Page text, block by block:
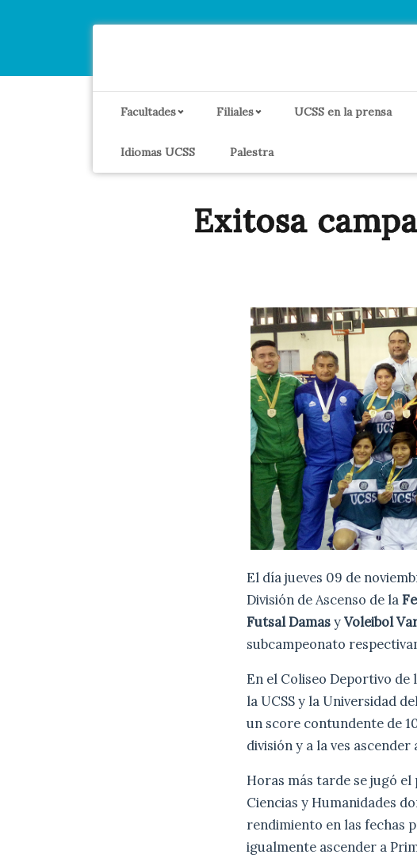
Facultades Filiales UCSS en la prensa
Idiomas UCSS Palestra
Exitosa
El día jueves 09 de
División de Ascenso de la
Futsal DamasyVoleibol
subcampeonato
En el Coliseo Deportivo de
la UCSS y la Universidad
un score contundente de
división y a la ves
Horas más tarde se jugó
Ciencias y Humanidades
rendimiento en las fechas
igualmente ascender a